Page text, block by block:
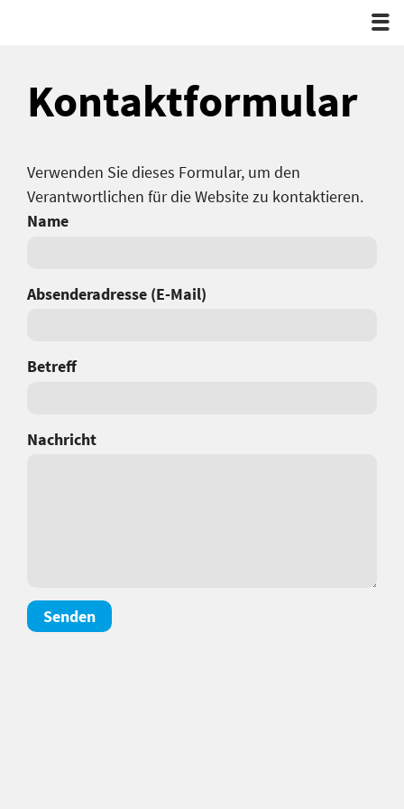
Kontaktformular
Verwenden Sie dieses Formular, um den
Verantwortlichen für die Website zu kontaktieren.
Name
Absenderadresse (E-Mail)
Betreff
Nachricht
Senden